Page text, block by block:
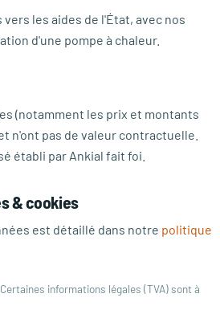
les aides de l'État, avec nos
d'une pompe à chaleur.
(notamment les prix et montants
n'ont pas de valeur contractuelle.
établi par Ankial fait foi.
& cookies
est détaillé dans notre politique
informations légales (TVA) sont à